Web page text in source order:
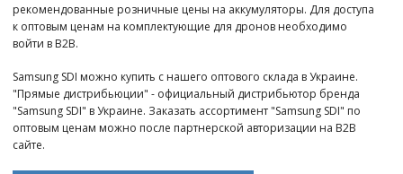
рекомендованные розничные цены на аккумуляторы. Для доступа
к оптовым ценам на комплектующие для дронов необходимо
войти в B2B.
Samsung SDI можно купить с нашего оптового склада в Украине.
"Прямые дистрибьюции" - официальный дистрибьютор бренда
"Samsung SDI" в Украине. Заказать ассортимент "Samsung SDI" по
оптовым ценам можно после партнерской авторизации на B2B
сайте.